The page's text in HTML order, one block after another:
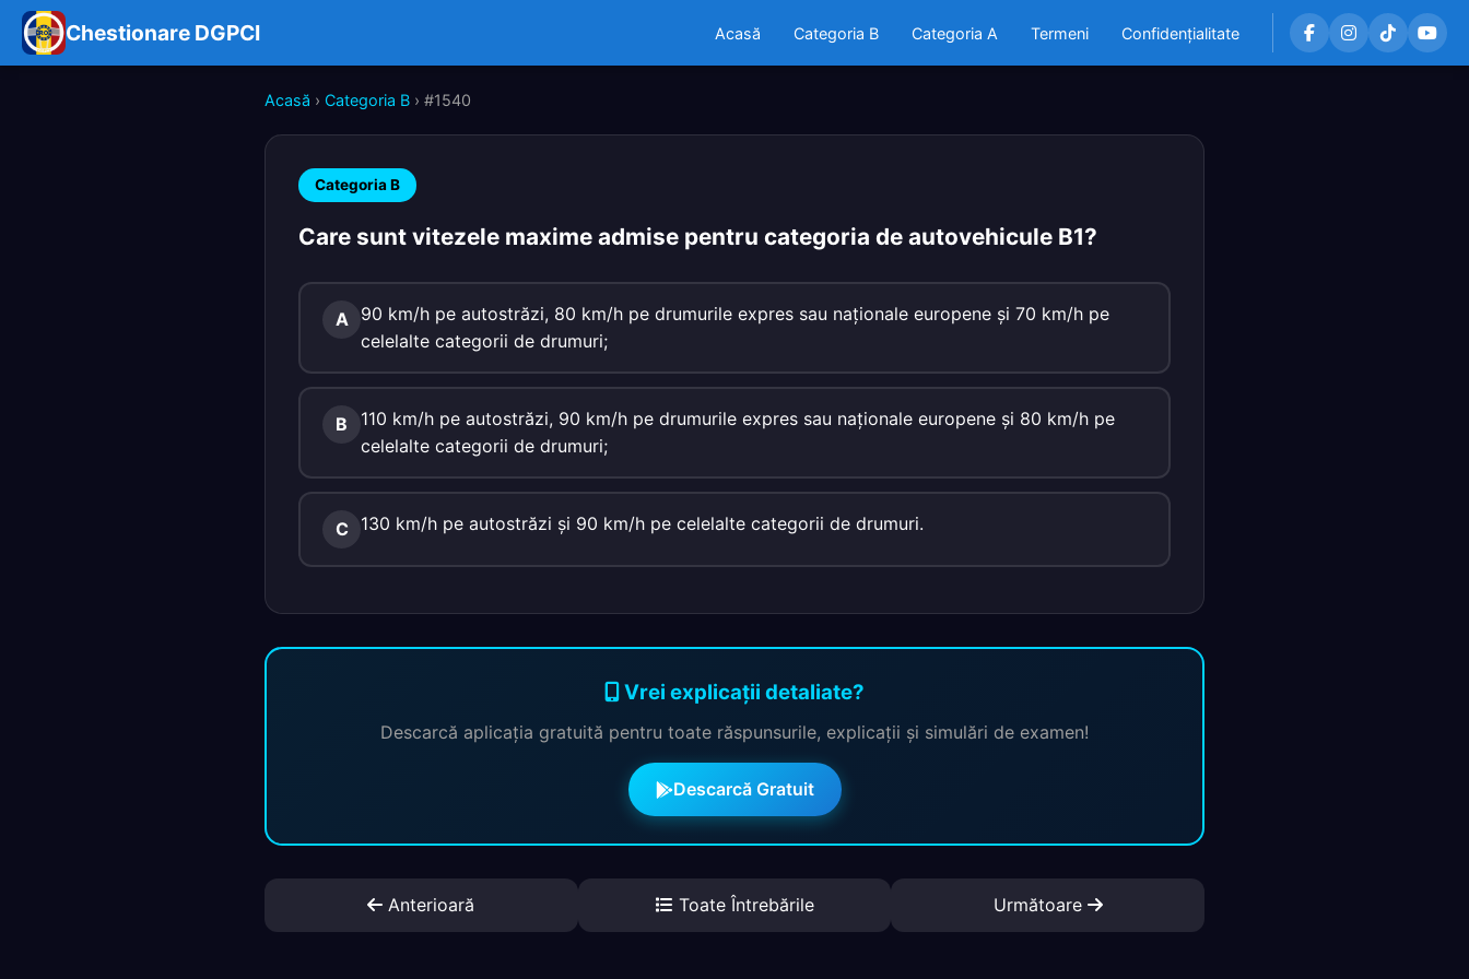
Chestionare DGPCI Acasă Categoria B Categoria A Termeni Confidențialitate
Acasă › Categoria B › #1540
Categoria B
Care sunt vitezele maxime admise pentru categoria de autovehicule B1?
A
90 km/h pe autostrăzi, 80 km/h pe drumurile expres sau naţionale europene şi 70 km/h pe
celelalte categorii de drumuri;
B
110 km/h pe autostrăzi, 90 km/h pe drumurile expres sau naţionale europene şi 80 km/h pe
celelalte categorii de drumuri;
C 130 km/h pe autostrăzi şi 90 km/h pe celelalte categorii de drumuri.
Vrei explicații detaliate?
Descarcă aplicația gratuită pentru toate răspunsurile, explicații și simulări de examen!
Descarcă Gratuit
Anterioară Toate Întrebările Următoare